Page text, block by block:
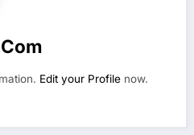
Edit your Profile now.